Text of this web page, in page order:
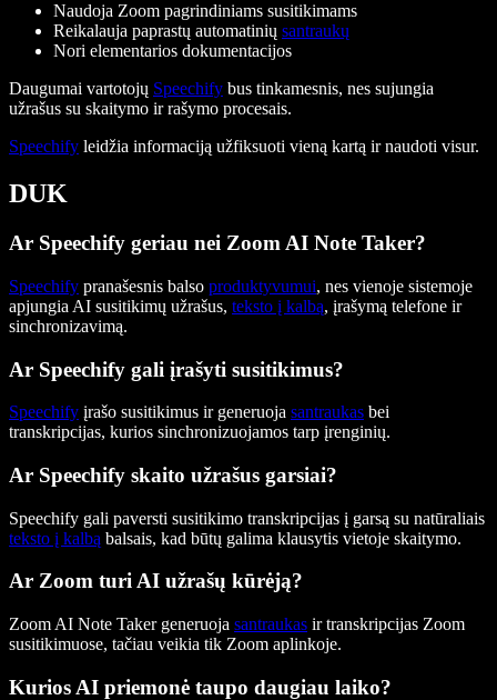
Naudoja Zoom pagrindiniams susitikimams
Reikalauja paprastų automatinių santraukų
Nori elementarios dokumentacijos
Daugumai vartotojų Speechify bus tinkamesnis, nes sujungia
užrašus su skaitymo ir rašymo procesais.
Speechify leidžia informaciją užfiksuoti vieną kartą ir naudoti visur.
DUK
Ar Speechify geriau nei Zoom AI Note Taker?
Speechify pranašesnis balso produktyvumui, nes vienoje sistemoje
apjungia AI susitikimų užrašus, teksto į kalbą, įrašymą telefone ir
sinchronizavimą.
Ar Speechify gali įrašyti susitikimus?
Speechify įrašo susitikimus ir generuoja santraukas bei
transkripcijas, kurios sinchronizuojamos tarp įrenginių.
Ar Speechify skaito užrašus garsiai?
Speechify gali paversti susitikimo transkripcijas į garsą su natūraliais
teksto į kalbą balsais, kad būtų galima klausytis vietoje skaitymo.
Ar Zoom turi AI užrašų kūrėją?
Zoom AI Note Taker generuoja santraukas ir transkripcijas Zoom
susitikimuose, tačiau veikia tik Zoom aplinkoje.
Kurios AI priemonė taupo daugiau laiko?